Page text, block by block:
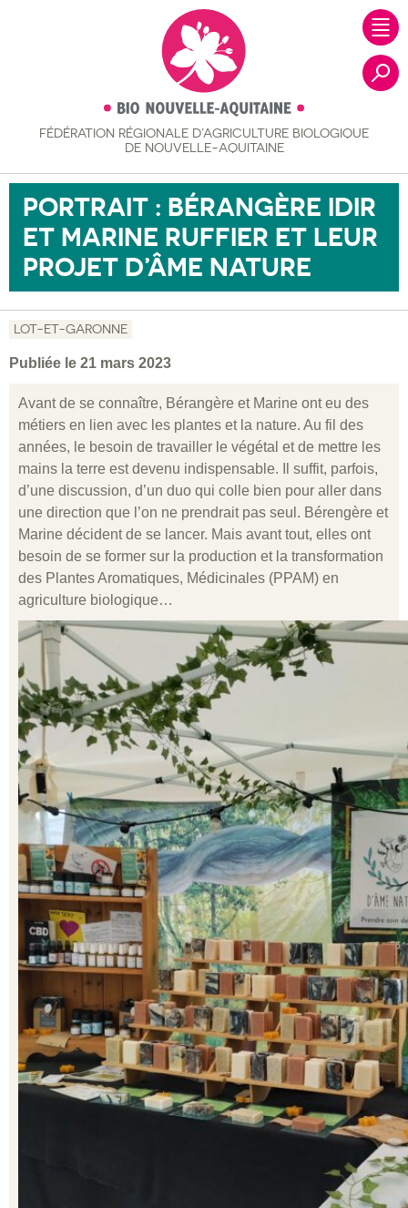
FÉDÉRATION RÉGIONALE D’AGRICULTURE BIOLOGIQUE
DE NOUVELLE-AQUITAINE
PORTRAIT : BÉRANGÈRE IDIR
ET MARINE RUFFIER ET LEUR
PROJET D’ÂME NATURE
LOT-ET-GARONNE
Publiée le 21 mars 2023
Avant de se connaître, Bérangère et Marine ont eu des
métiers en lien avec les plantes et la nature. Au fil des
années, le besoin de travailler le végétal et de mettre les
mains la terre est devenu indispensable. Il suffit, parfois,
d’une discussion, d’un duo qui colle bien pour aller dans
une direction que l’on ne prendrait pas seul. Bérengère et
Marine décident de se lancer. Mais avant tout, elles ont
besoin de se former sur la production et la transformation
des Plantes Aromatiques, Médicinales (PPAM) en
agriculture biologique…